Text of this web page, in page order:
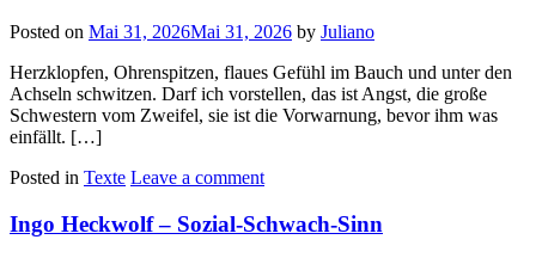
Posted on Mai 31, 2026Mai 31, 2026 by Juliano
Herzklopfen, Ohrenspitzen, flaues Gefühl im Bauch und unter den
Achseln schwitzen. Darf ich vorstellen, das ist Angst, die große
Schwestern vom Zweifel, sie ist die Vorwarnung, bevor ihm was
einfällt. […]
Posted in Texte Leave a comment
Ingo Heckwolf – Sozial-Schwach-Sinn